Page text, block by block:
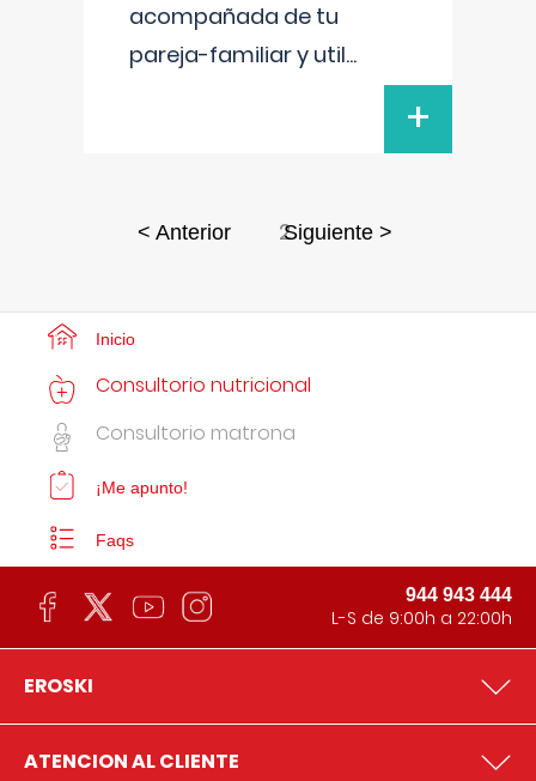
acompañada de tu
pareja-familiar y util...
+
< Anterior 2Siguiente >
Inicio
Consultorio nutricional
Consultorio matrona
¡Me apunto!
Faqs
944 943 444
L-S de 9:00h a 22:00h
EROSKI
ATENCION AL CLIENTE